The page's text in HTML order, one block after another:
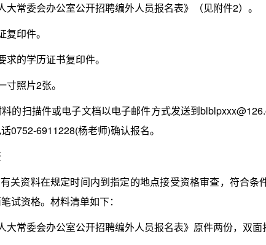
常委会办公室公开招聘编外人员报名表》（见附件2）。
印件。
的学历证书复印件。
照片2张。
扫描件或电子文档以电子邮件方式发送到
0752-6911228(杨老师)确认报名。
资料在规定时间内到指定的地点接受资格审查，符合条
试资格。材料清单如下：
常委会办公室公开招聘编外人员报名表》原件两份，双面